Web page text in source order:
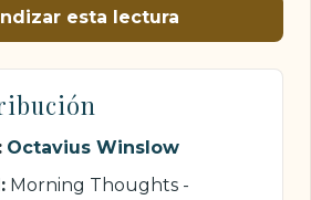
esta lectura
Octavius Winslow
Morning Thoughts -